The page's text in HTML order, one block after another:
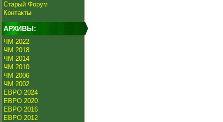
Старый Форум
Контакты
АРХИВЫ:
ЧМ 2022
ЧМ 2018
ЧМ 2014
ЧМ 2010
ЧМ 2006
ЧМ 2002
ЕВРО 2024
ЕВРО 2020
ЕВРО 2016
ЕВРО 2012